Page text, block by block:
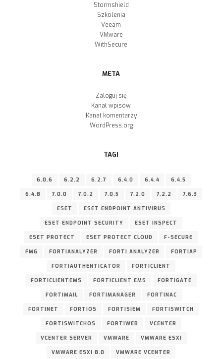
Stormshield
Szkolenia
Veeam
VMware
WithSecure
META
Zaloguj się
Kanał wpisów
Kanał komentarzy
WordPress.org
TAGI
6.0.6 6.2.2 6.2.7 6.4.0 6.4.4 6.4.5
6.4.8 7.0.0 7.0.2 7.0.5 7.2.0 7.2.2 7.6.3
ESET ESET ENDPOINT ANTIVIRUS
ESET ENDPOINT SECURITY ESET INSPECT
ESET PROTECT ESET PROTECT CLOUD F-SECURE
FMG FORTIANALYZER FORTI ANALYZER FORTIAP
FORTIAUTHENTICATOR FORTICLIENT
FORTICLIENTEMS FORTICLIENT EMS FORTIGATE
FORTIMAIL FORTIMANAGER FORTINAC
FORTINET FORTIOS FORTISIEM FORTISWITCH
FORTISWITCHOS FORTIWEB VCENTER
VCENTER SERVER VMWARE VMWARE ESXI
VMWARE ESXI 8.0 VMWARE VCENTER